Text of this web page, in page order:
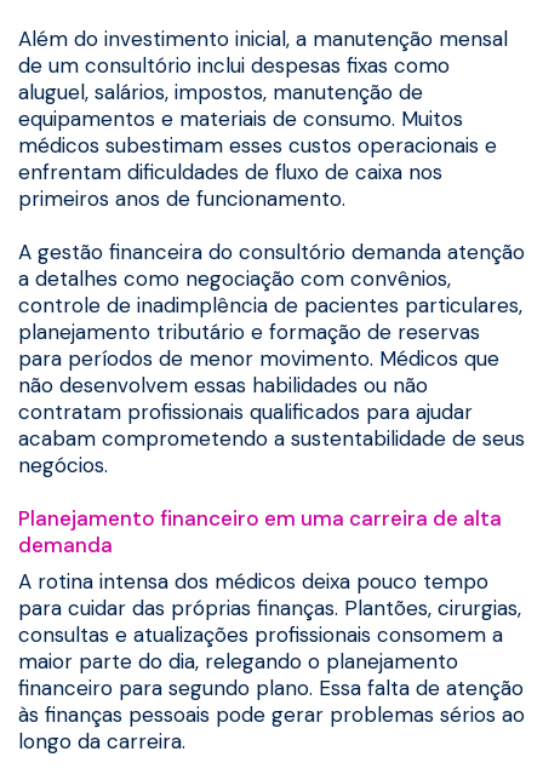
Além do investimento inicial, a manutenção mensal
de um consultório inclui despesas fixas como
aluguel, salários, impostos, manutenção de
equipamentos e materiais de consumo. Muitos
médicos subestimam esses custos operacionais e
enfrentam dificuldades de fluxo de caixa nos
primeiros anos de funcionamento.
A gestão financeira do consultório demanda atenção
a detalhes como negociação com convênios,
controle de inadimplência de pacientes particulares,
planejamento tributário e formação de reservas
para períodos de menor movimento. Médicos que
não desenvolvem essas habilidades ou não
contratam profissionais qualificados para ajudar
acabam comprometendo a sustentabilidade de seus
negócios.
Planejamento financeiro em uma carreira de alta
demanda
A rotina intensa dos médicos deixa pouco tempo
para cuidar das próprias finanças. Plantões, cirurgias,
consultas e atualizações profissionais consomem a
maior parte do dia, relegando o planejamento
financeiro para segundo plano. Essa falta de atenção
às finanças pessoais pode gerar problemas sérios ao
longo da carreira.